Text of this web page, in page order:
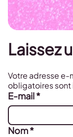
Laissez
Votre adresse e-
obligatoires
E-mail*
Nom*